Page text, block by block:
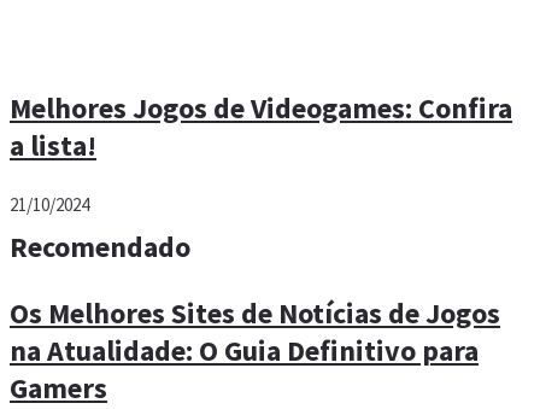
Melhores Jogos de Videogames: Confira
a lista!
21/10/2024
Recomendado
Os Melhores Sites de Notícias de Jogos
na Atualidade: O Guia Definitivo para
Gamers